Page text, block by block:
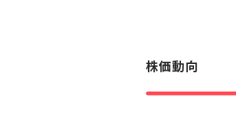
株価動向